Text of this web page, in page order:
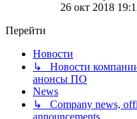
26 окт 2018
Перейти
Новости
↳ Новости
анонсы ПО
News
↳ Company news,
announcements